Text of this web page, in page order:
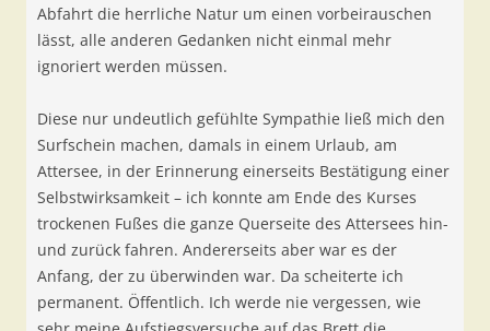
Abfahrt die herrliche Natur um einen vorbeirauschen
lässt, alle anderen Gedanken nicht einmal mehr
ignoriert werden müssen.
Diese nur undeutlich gefühlte Sympathie ließ mich den
Surfschein machen, damals in einem Urlaub, am
Attersee, in der Erinnerung einerseits Bestätigung einer
Selbstwirksamkeit – ich konnte am Ende des Kurses
trockenen Fußes die ganze Querseite des Attersees hin-
und zurück fahren. Andererseits aber war es der
Anfang, der zu überwinden war. Da scheiterte ich
permanent. Öffentlich. Ich werde nie vergessen, wie